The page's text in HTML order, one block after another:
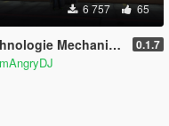
6 757 65
Mechanic [YMAP / FiveM] 0.1.7